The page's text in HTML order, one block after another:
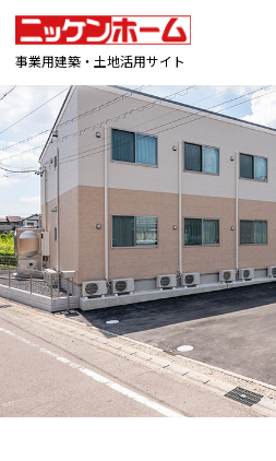
事業用建築・土地活用サイト